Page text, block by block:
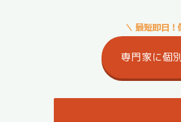
＼ 最短即日
専門家に個